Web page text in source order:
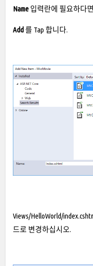
Name 입력란에 필요하다
Add 를 Tap 합니다.
Views/HelloWorld/
드로 변경하십시오.